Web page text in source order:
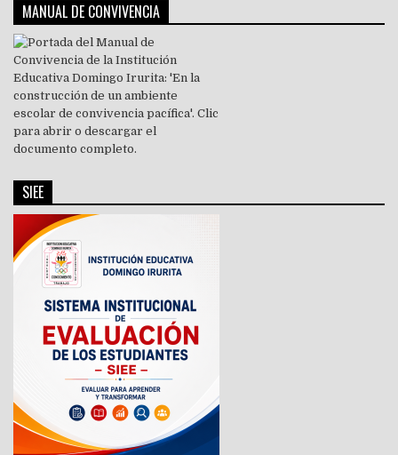
MANUAL DE CONVIVENCIA
SIEE